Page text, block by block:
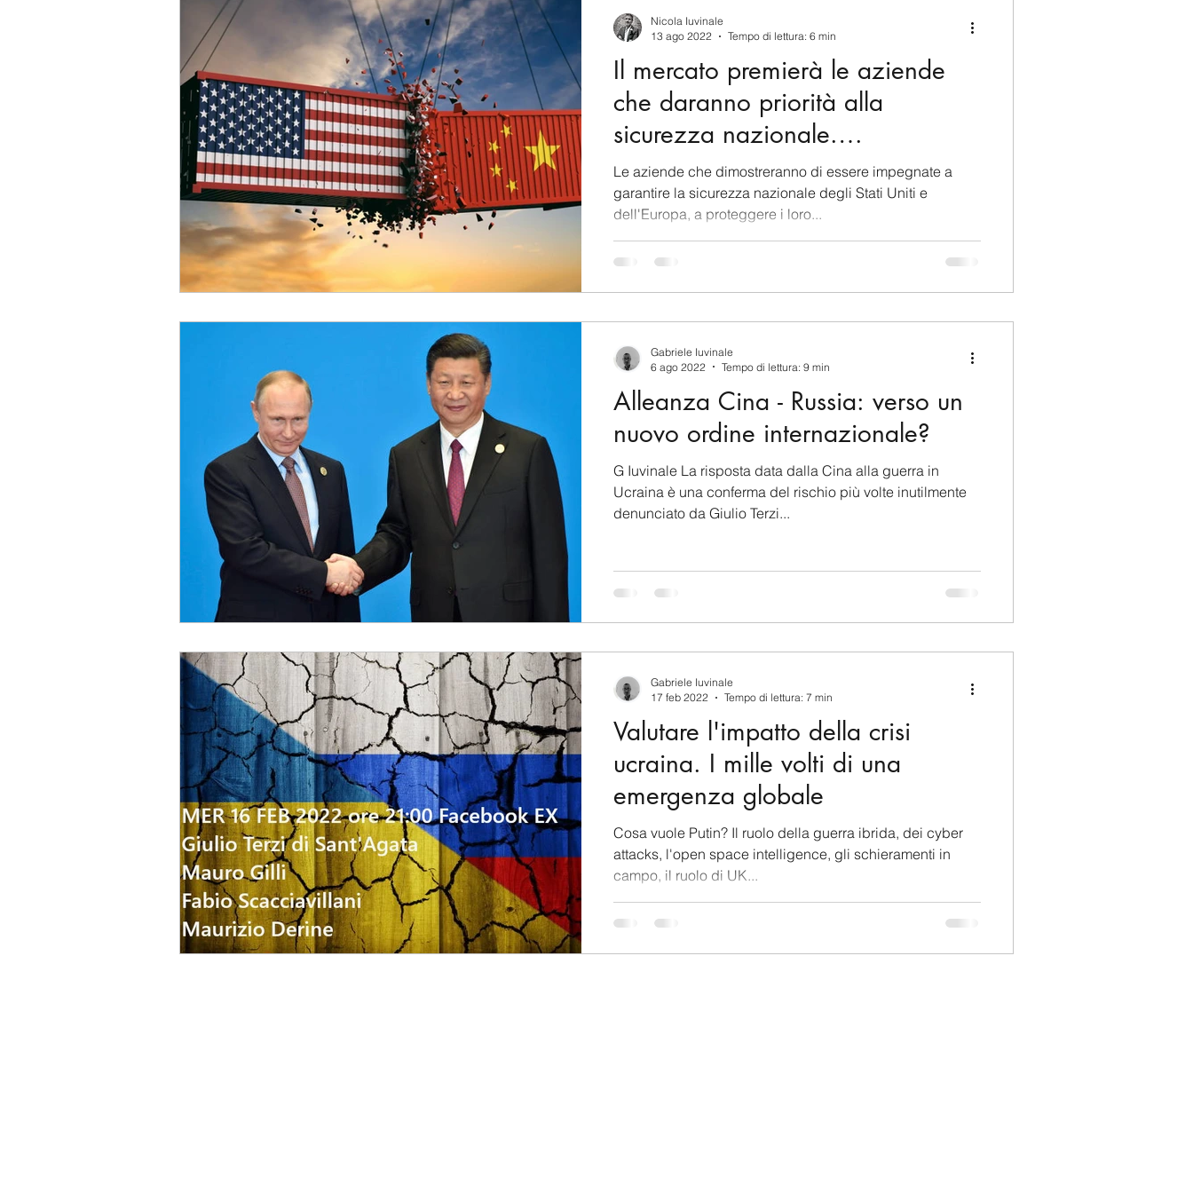
Sicurezza Nazionale CyberSecurity Information Tecnology
Indo-Pacifico Medio Oriente Cina Francia USA Nuova Zelanda Russia
Giappone India Corea del Nord Corea del Sud Italia Australia Germania
Europa Covid-19 Taiwan Asia centrale Perù Alaska Polo Nord
Il mercato premierà le aziende
che daranno priorità alla
sicurezza nazionale.
Empowerment economico
Le aziende che dimostreranno di essere impegnate a
garantire la sicurezza nazionale degli Stati Uniti e
dell'Europa, a proteggere i loro...
Nicola Iuvinale
13 ago 2022
Tempo di lettura: 6 min
Alleanza Cina - Russia: verso un
nuovo ordine internazionale?
G Iuvinale La risposta data dalla Cina alla guerra in
Ucraina è una conferma del rischio più volte inutilmente
denunciato da Giulio Terzi...
Gabriele Iuvinale
6 ago 2022
Tempo di lettura: 9 min
Valutare l'impatto della crisi
ucraina. I mille volti di una
emergenza globale
Cosa vuole Putin? Il ruolo della guerra ibrida, dei cyber
attacks, l'open space intelligence, gli schieramenti in
campo, il ruolo di UK...
Gabriele Iuvinale
17 feb 2022
Tempo di lettura: 7 min